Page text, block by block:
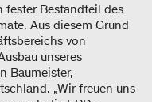
fester Bestandteil des
Aus diesem Grund
von
unseres
Baumeister,
„Wir freuen uns